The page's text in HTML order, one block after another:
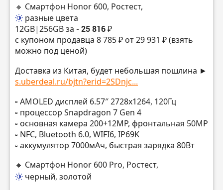
🔸 Смартфон Honor 600, Ростест,
разные цвета
12GB|256GB за - 25 816 ₽
с купоном продавца 8 785 ₽ от 29 931 ₽ (взять
можно под ценой)
Доставка из Китая, будет небольшая пошлина ►
s.uberdeal.ru/bjtn?erid=2SDnjc...
▫️ AMOLED дисплей 6.57″ 2728х1264, 120Гц
▫️ процессор Snapdragon 7 Gen 4
▫️ основная камера 200+12MP, фронтальная 50MP
▫️ NFC, Bluetooth 6.0, WIFI6, IP69K
▫️ аккумулятор 7000мАч, быстрая зарядка 80Вт
🔸 Смартфон Honor 600 Pro, Ростест,
черный, золотой